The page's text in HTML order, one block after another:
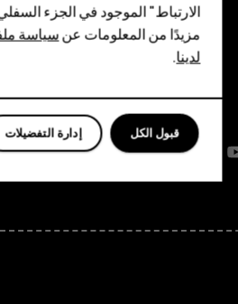
Linkedin
Discord
الارتباط" الموجود في الجزء
مزيدًا من المعلومات عنسياسة
لدينا.
إدارة التفضيلات قبول الكل